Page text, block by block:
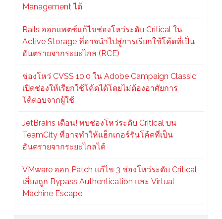
Management ได้
Rails ออกแพตช์แก้ไขช่องโหว่ระดับ Critical ใน
Active Storage ที่อาจนำไปสู่การเรียกใช้โค้ดที่เป็น
อันตรายจากระยะไกล (RCE)
ช่องโหว่ CVSS 10.0 ใน Adobe Campaign Classic
เปิดช่องให้เรียกใช้โค้ดได้โดยไม่ต้องอาศัยการ
โต้ตอบจากผู้ใช้
JetBrains เตือน! พบช่องโหว่ระดับ Critical บน
TeamCity ที่อาจทำให้แฮ็กเกอร์รันโค้ดที่เป็น
อันตรายจากระยะไกลได้
VMware ออก Patch แก้ไข 3 ช่องโหว่ระดับ Critical
เสี่ยงถูก Bypass Authentication และ Virtual
Machine Escape